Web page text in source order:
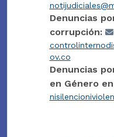
Denuncias
corrupción:
ov.co
Denuncias
en Género